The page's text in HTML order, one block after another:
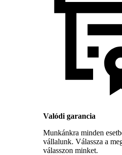
Valódi garancia
Munkánkra minden
vállalunk. Válassza a
válasszon minket.